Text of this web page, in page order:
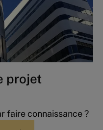
projet
faire connaissance ?